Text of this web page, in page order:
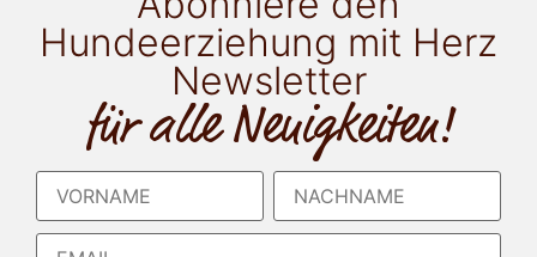
Hundeerziehung mit Herz
Newsletter
für alle Neuigkeiten!